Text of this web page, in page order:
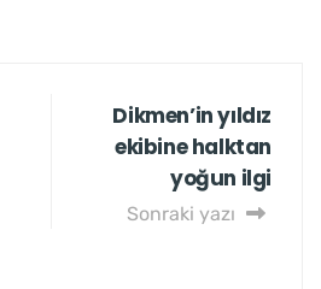
Dikmen’in yıldız
ekibine halktan
yoğun ilgi
Sonraki yazı